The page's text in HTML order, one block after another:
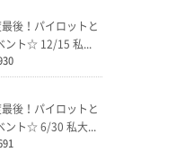
後！パイロットと
ント☆ 12/15 私...
後！パイロットと
ント☆ 6/30 私大...